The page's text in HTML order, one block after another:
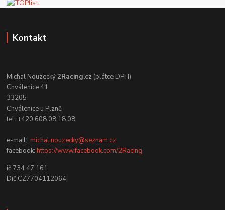
Kontakt
Michal Nouzecký2Racing.cz (plátce DPH)
Chválenice 41
33205
Chválenice u Plzně
tel: +420 608 08 18 08
e-mail:michal.nouzecky@seznam.cz
facebook:https://www.facebook.com/2Racing
ič 734 47 161
Dič CZ7704112064